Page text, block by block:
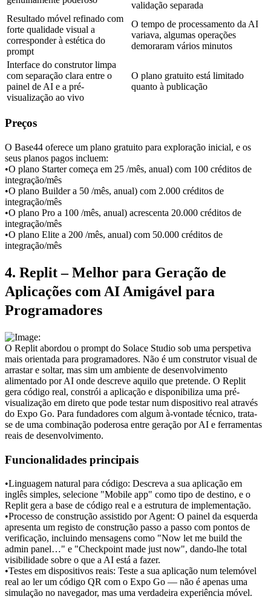
validação separada
Resultado móvel refinado com
forte qualidade visual a
corresponder à estética do
prompt
O tempo de processamento da AI
variava, algumas operações
demoraram vários minutos
Interface do construtor limpa
com separação clara entre o
painel de AI e a pré-
visualização ao vivo
O plano gratuito está limitado
quanto à publicação
Preços
O Base44 oferece um plano gratuito para exploração inicial, e os
seus planos pagos incluem:
•O plano Starter começa em 25 /mês, anual) com 100 créditos de
integração/mês
•O plano Builder a 50 /mês, anual) com 2.000 créditos de
integração/mês
•O plano Pro a 100 /mês, anual) acrescenta 20.000 créditos de
integração/mês
•O plano Elite a 200 /mês, anual) com 50.000 créditos de
integração/mês
4. Replit – Melhor para Geração de
Aplicações com AI Amigável para
Programadores
O Replit abordou o prompt do Solace Studio sob uma perspetiva
mais orientada para programadores. Não é um construtor visual de
arrastar e soltar, mas sim um ambiente de desenvolvimento
alimentado por AI onde descreve aquilo que pretende. O Replit
gera código real, constrói a aplicação e disponibiliza uma pré-
visualização em direto que pode testar num dispositivo real através
do Expo Go. Para fundadores com algum à-vontade técnico, trata-
se de uma combinação poderosa entre geração por AI e ferramentas
reais de desenvolvimento.
Funcionalidades principais
•Linguagem natural para código: Descreva a sua aplicação em
inglês simples, selecione "Mobile app" como tipo de destino, e o
Replit gera a base de código real e a estrutura de implementação.
•Processo de construção assistido por Agent: O painel da esquerda
apresenta um registo de construção passo a passo com pontos de
verificação, incluindo mensagens como "Now let me build the
admin panel…" e "Checkpoint made just now", dando-lhe total
visibilidade sobre o que a AI está a fazer.
•Testes em dispositivos reais: Teste a sua aplicação num telemóvel
real ao ler um código QR com o Expo Go — não é apenas uma
simulação no navegador, mas uma verdadeira experiência móvel.